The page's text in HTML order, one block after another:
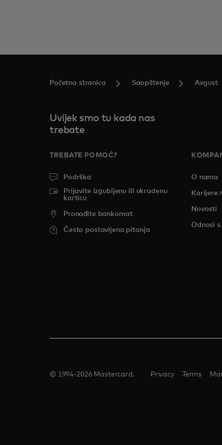
Početna stranica Saopštenje Avgust
Uvijek smo tu kada nas
trebate
TREBATE POMOĆ?
Podrška
Prijavite izgubljenu ili ukradenu
karticu
Pronađite bankomat
Često postavljena pitanja
O nama
Karijere
Novosti
Odnosi
© 1994-2026 Mastercard. Privacy Terms